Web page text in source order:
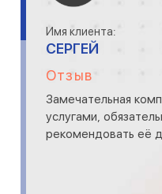
Имя клиента:
СЕРГЕЙ
Отзыв
Замечательная
услугами,
рекомендовать её